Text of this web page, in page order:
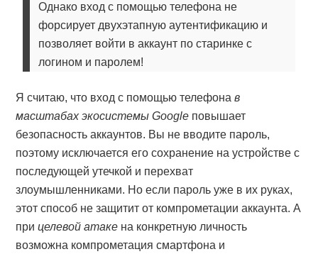
Однако вход с помощью телефона не
форсирует двухэтапную аутентификацию и
позволяет войти в аккаунт по старинке с
логином и паролем!
Я считаю, что вход с помощью телефонав
масштабах экосистемы Google повышает
безопасность аккаунтов. Вы не вводите пароль,
поэтому исключается его сохранение на устройстве с
последующей утечкой и перехват
злоумышленниками. Но если пароль уже в их руках,
этот способ не защитит от компрометации аккаунта. А
прицелевой атаке на конкретную личность
возможна компрометация смартфона и